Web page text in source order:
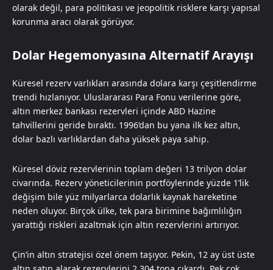
olarak değil, para politikası ve jeopolitik risklere karşı yapısal
korunma aracı olarak görüyor.
Dolar Hegemonyasına Alternatif Arayışı
Küresel rezerv varlıkları arasında dolara karşı çeşitlendirme
trendi hızlanıyor. Uluslararası Para Fonu verilerine göre,
altın merkez bankası rezervleri içinde ABD Hazine
tahvillerini geride bıraktı. 1996’dan bu yana ilk kez altın,
dolar bazlı varlıklardan daha yüksek paya sahip.
Küresel döviz rezervlerinin toplam değeri 13 trilyon dolar
civarında. Rezerv yöneticilerinin portföylerinde yüzde 1’lik
değişim bile yüz milyarlarca dolarlık kaynak hareketine
neden oluyor. Birçok ülke, tek para birimine bağımlılığın
yarattığı riskleri azaltmak için altın rezervlerini artırıyor.
Çin’in altın stratejisi özel önem taşıyor. Pekin, 12 ay üst üste